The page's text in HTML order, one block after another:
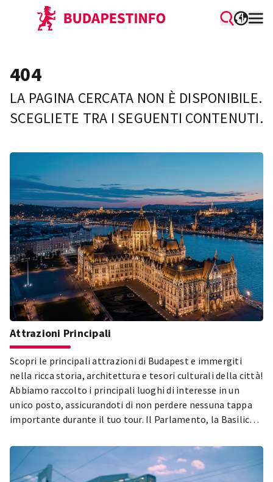
404
LA PAGINA CERCATA NON È DISPONIBILE.
SCEGLIETE TRA I SEGUENTI CONTENUTI.
Attrazioni Principali
Scopri le principali attrazioni di Budapest e immergiti
nella ricca storia, architettura e tesori culturali della città!
Abbiamo raccolto i principali luoghi di interesse in un
unico posto, assicurandoti di non perdere nessuna tappa
importante durante il tuo tour. Il Parlamento, la Basilica
della Città e il Quartiere Ebraico di Pest – solo alcune delle
tappe imperdibili durante la tua visita a Budapest! Esplora
le attrazioni più belle e popolari della città e lasciati